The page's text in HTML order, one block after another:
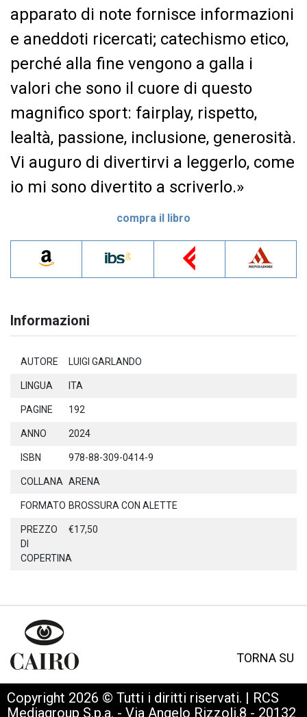
apparato di note fornisce informazioni
e aneddoti ricercati; catechismo etico,
perché alla fine vengono a galla i
valori che sono il cuore di questo
magnifico sport: fairplay, rispetto,
lealtà, passione, inclusione, generosità.
Vi auguro di divertirvi a leggerlo, come
io mi sono divertito a scriverlo.»
compra il libro
Informazioni
AUTORE LUIGI GARLANDO
LINGUA ITA
PAGINE 192
ANNO 2024
ISBN 978-88-309-0414-9
COLLANA ARENA
FORMATO BROSSURA CON ALETTE
PREZZO
DI
COPERTINA
€17,50
TORNA SU
Copyright 2026 © Tutti i diritti riservati. | RCS
Mediagroup S.p.a. - Via Angelo Rizzoli,8 - 20132